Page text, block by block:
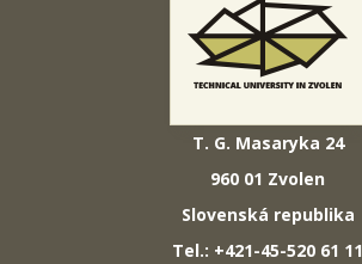
T. G. Masaryka 24
960 01 Zvolen
Slovenská republika
Tel.: +421-45-520 61 11